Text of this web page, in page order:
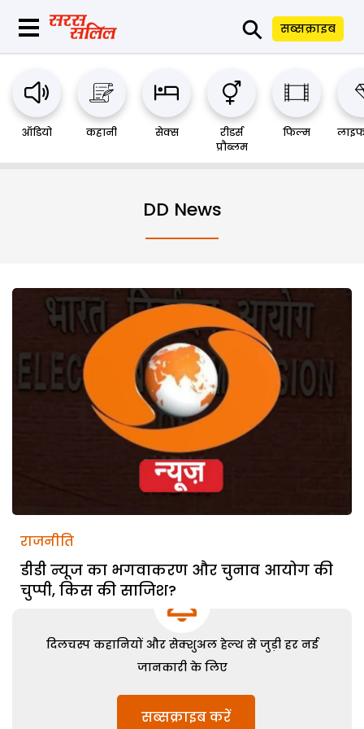
⚲ सब्सक्राइब
ऑडियो कहानी सेक्स
रीडर्स
प्रौब्लम
फिल्म
DD News
राजनीति
डीडी न्यूज का भगवाकरण और चुनाव आयोग की
चुप्पी, किस की साजिश?
दिलचस्प कहानियों और सेक्शुअल हेल्थ से जुड़ी हर नई
जानकारी के लिए
सब्सक्राइब करें